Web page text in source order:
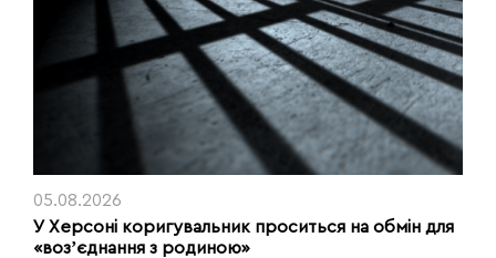
05.08.2026
У Херсоні коригувальник проситься на обмін для
«возʼєднання з родиною»